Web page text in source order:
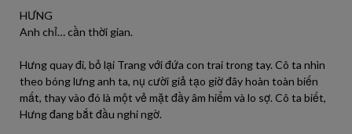
HƯNG
Anh chỉ… cần thời gian.
Hưng quay đi, bỏ lại Trang với đứa con trai trong tay. Cô ta nhìn
theo bóng lưng anh ta, nụ cười giả tạo giờ đây hoàn toàn biến
mất, thay vào đó là một vẻ mặt đầy âm hiểm và lo sợ. Cô ta biết,
Hưng đang bắt đầu nghi ngờ.